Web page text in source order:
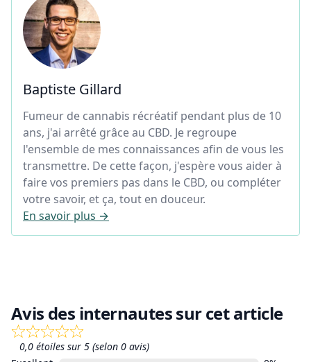
Baptiste Gillard
Fumeur de cannabis récréatif pendant plus de 10
ans, j'ai arrêté grâce au CBD. Je regroupe
l'ensemble de mes connaissances afin de vous les
transmettre. De cette façon, j'espère vous aider à
faire vos premiers pas dans le CBD, ou compléter
votre savoir, et ça, tout en douceur.
En savoir plus →
Avis des internautes sur cet article
0,0 étoiles sur 5 (selon 0 avis)